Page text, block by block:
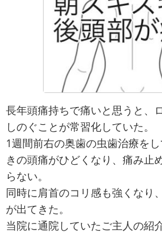
長年頭痛持ちで痛いと思うと、
しのぐことが常習化していた。
1週間前右の奥歯の虫歯治療を
きの頭痛がひどくなり、痛み止
らない。
同時に肩首のコリ感も強くなり
が出てきた。
当院に通院していたご主人の紹